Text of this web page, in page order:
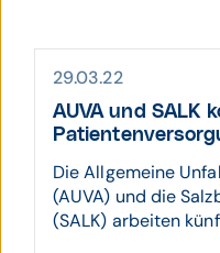
29.03.22
AUVA und SALK
Die Allgemeine
(AUVA) und die
(SALK) arbeiten